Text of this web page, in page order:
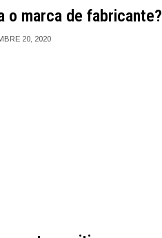
o marca de fabricante?
20, 2020